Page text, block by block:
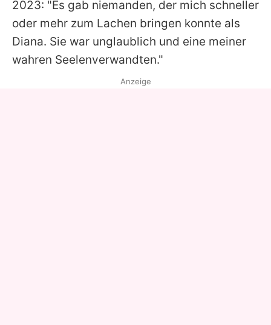
2023: "Es gab niemanden, der mich schneller
oder mehr zum Lachen bringen konnte als
Diana. Sie war unglaublich und eine meiner
wahren Seelenverwandten."
Anzeige